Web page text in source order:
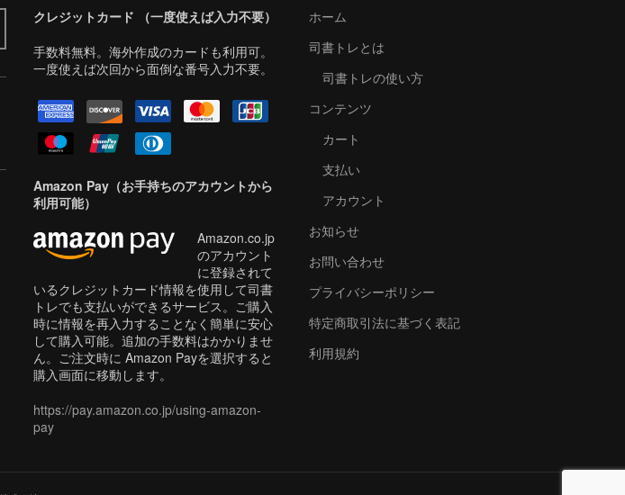
クレジットカード （一度使えば入力不要）
手数料無料。海外作成のカードも利用可。
一度使えば次回から面倒な番号入力不要。
Amazon Pay（お手持ちのアカウントから
利用可能）
Amazon.co.jp
のアカウント
に登録されて
いるクレジットカード情報を使用して司書
トレでも支払いができるサービス。ご購入
時に情報を再入力することなく簡単に安心
して購入可能。追加の手数料はかかりませ
ん。ご注文時に Amazon Payを選択すると
購入画面に移動します。
https://pay.amazon.co.jp/using-amazon-
pay
ホーム
司書トレとは
司書トレの使い方
コンテンツ
カート
支払い
アカウント
お知らせ
お問い合わせ
プライバシーポリシー
特定商取引法に基づく表記
利用規約